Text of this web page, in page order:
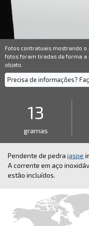
Fotos contratuais mostrando o
fotos foram tiradas de forma a
objeto.
Precisa de informações?
13
gramas
Pendente de pedra jaspe
A corrente em aço
estão incluídos.